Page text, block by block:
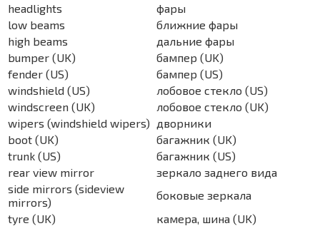
headlights
фары
low beams
ближние фары
high beams
дальние фары
bumper (UK)
бампер (UK)
fender (US)
бампер (US)
windshield (US)
лобовое стекло (US)
windscreen (UK)
лобовое стекло (UK)
wipers (windshield wipers)
дворники
boot (UK)
багажник (UK)
trunk (US)
багажник (US)
rear view mirror
зеркало заднего вида
side mirrors (sideview
mirrors)
боковые зеркала
tyre (UK)
камера, шина (UK)